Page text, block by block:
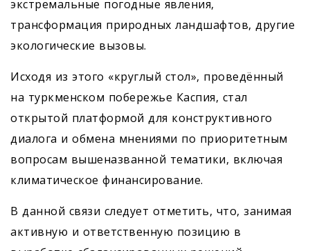
экстремальные погодные явления,
трансформация природных ландшафтов, другие
экологические вызовы.
Исходя из этого «круглый стол», проведённый
на туркменском побережье Каспия, стал
открытой платформой для конструктивного
диалога и обмена мнениями по приоритетным
вопросам вышеназванной тематики, включая
климатическое финансирование.
В данной связи следует отметить, что, занимая
активную и ответственную позицию в